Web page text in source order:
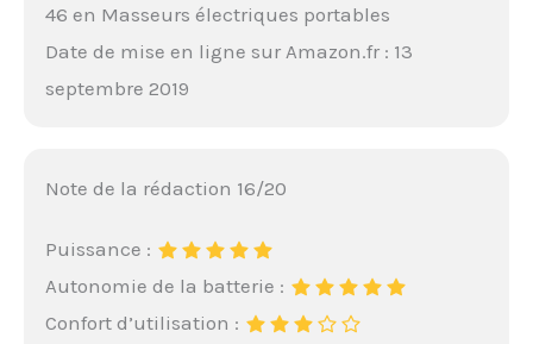
46 en Masseurs électriques portables
Date de mise en ligne sur Amazon.fr : 13
septembre 2019
Note de la rédaction 16/20
Puissance :
Autonomie de la batterie :
Confort d’utilisation :